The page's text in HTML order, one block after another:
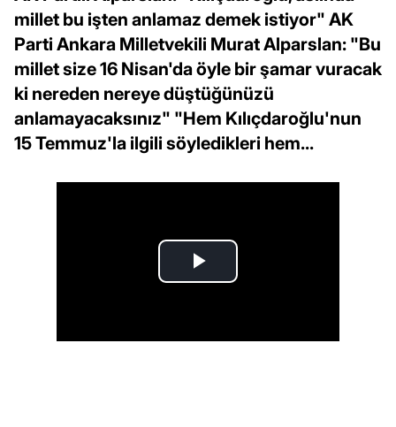
millet bu işten anlamaz demek istiyor" AK
Parti Ankara Milletvekili Murat Alparslan: "Bu
millet size 16 Nisan'da öyle bir şamar vuracak
ki nereden nereye düştüğünüzü
anlamayacaksınız" "Hem Kılıçdaroğlu'nun
15 Temmuz'la ilgili söyledikleri hem...